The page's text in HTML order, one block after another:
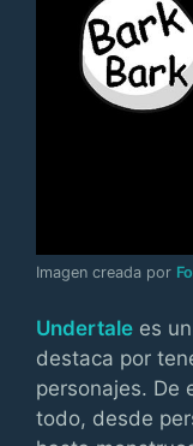
Imagen creada por
Undertale es
destaca por
personajes. De
todo, desde